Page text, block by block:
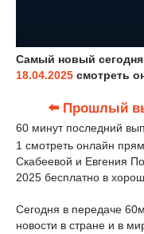
Самый новый
18.04.2025 смотреть
⬅️ Прошлый
60 минут последний
1 смотреть онлайн
Скабеевой и Евгения
2025 бесплатно в
Сегодня в передаче
новости в стране и в